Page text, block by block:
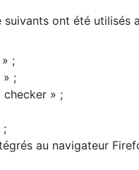
ont été utilisés
;
» ;
checker » ;
;
au navigateur